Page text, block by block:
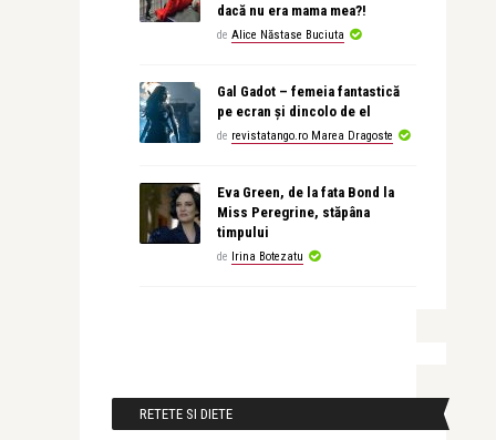
dacă nu era mama mea?!
de Alice Năstase Buciuta
Gal Gadot – femeia fantastică
pe ecran și dincolo de el
de revistatango.ro Marea Dragoste
Eva Green, de la fata Bond la
Miss Peregrine, stăpâna
timpului
de Irina Botezatu
RETETE SI DIETE